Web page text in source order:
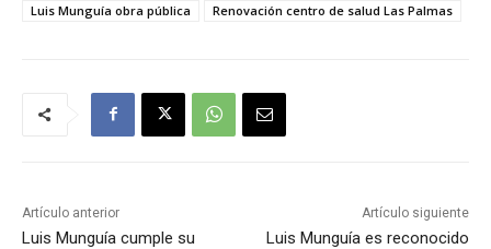
Luis Munguía obra pública
Renovación centro de salud Las Palmas
Artículo anterior
Luis Munguía cumple su
Artículo siguiente
Luis Munguía es reconocido